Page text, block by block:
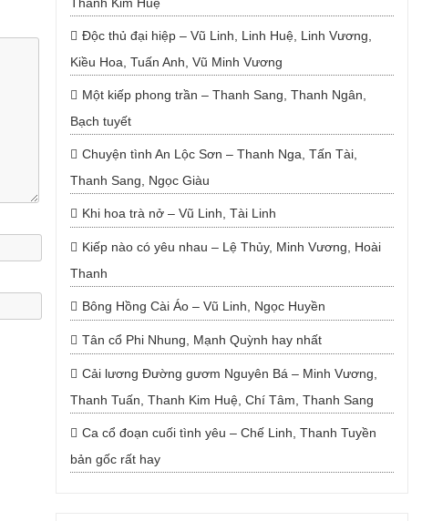
Độc thủ đại hiệp – Vũ Linh, Linh Huệ, Linh Vương,
Kiều Hoa, Tuấn Anh, Vũ Minh Vương
Một kiếp phong trần – Thanh Sang, Thanh Ngân,
Bạch tuyết
Chuyện tình An Lộc Sơn – Thanh Nga, Tấn Tài,
Thanh Sang, Ngọc Giàu
Khi hoa trà nở – Vũ Linh, Tài Linh
Kiếp nào có yêu nhau – Lệ Thủy, Minh Vương, Hoài
Thanh
Bông Hồng Cài Áo – Vũ Linh, Ngọc Huyền
Tân cổ Phi Nhung, Mạnh Quỳnh hay nhất
Cải lương Đường gươm Nguyên Bá – Minh Vương,
Thanh Tuấn, Thanh Kim Huệ, Chí Tâm, Thanh Sang
Ca cổ đoạn cuối tình yêu – Chế Linh, Thanh Tuyền
bản gốc rất hay